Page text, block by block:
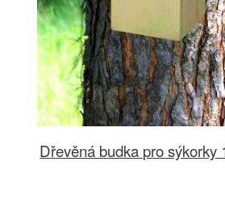
Dřevěná budka pro sýkorky